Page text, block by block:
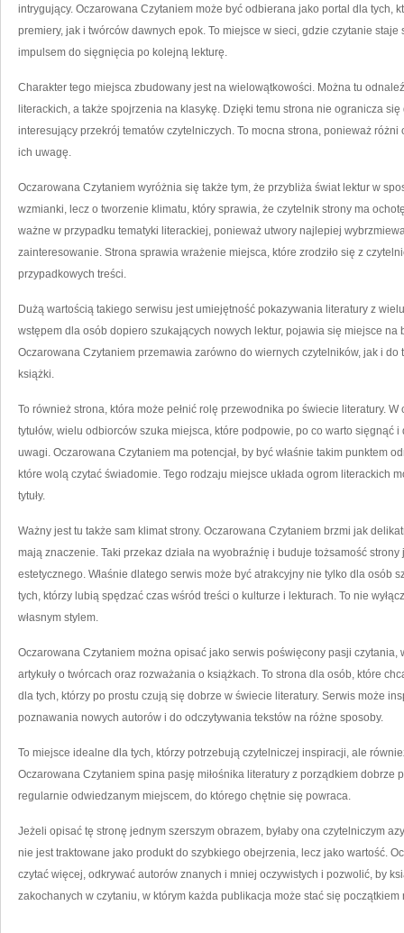
intrygujący. Oczarowana Czytaniem może być odbierana jako portal dla tych,
premiery, jak i twórców dawnych epok. To miejsce w sieci, gdzie czytanie
impulsem do sięgnięcia po kolejną lekturę.
Charakter tego miejsca zbudowany jest na wielowątkowości. Można tu
literackich, a także spojrzenia na klasykę. Dzięki temu strona nie ogranicza
interesujący przekrój tematów czytelniczych. To mocna strona, ponieważ
ich uwagę.
Oczarowana Czytaniem wyróżnia się także tym, że przybliża świat lektur w
wzmianki, lecz o tworzenie klimatu, który sprawia, że czytelnik strony ma
ważne w przypadku tematyki literackiej, ponieważ utwory najlepiej
zainteresowanie. Strona sprawia wrażenie miejsca, które zrodziło się z
przypadkowych treści.
Dużą wartością takiego serwisu jest umiejętność pokazywania literatury z
wstępem dla osób dopiero szukających nowych lektur, pojawia się miejsce na
Oczarowana Czytaniem przemawia zarówno do wiernych czytelników, jak i
książki.
To również strona, która może pełnić rolę przewodnika po świecie literatury.
tytułów, wielu odbiorców szuka miejsca, które podpowie, po co warto sięgnąć
uwagi. Oczarowana Czytaniem ma potencjał, by być właśnie takim punktem
które wolą czytać świadomie. Tego rodzaju miejsce układa ogrom literackich
tytuły.
Ważny jest tu także sam klimat strony. Oczarowana Czytaniem brzmi jak
mają znaczenie. Taki przekaz działa na wyobraźnię i buduje tożsamość
estetycznego. Właśnie dlatego serwis może być atrakcyjny nie tylko dla osób
tych, którzy lubią spędzać czas wśród treści o kulturze i lekturach. To nie
własnym stylem.
Oczarowana Czytaniem można opisać jako serwis poświęcony pasji czytania,
artykuły o twórcach oraz rozważania o książkach. To strona dla osób, które
dla tych, którzy po prostu czują się dobrze w świecie literatury. Serwis może
poznawania nowych autorów i do odczytywania tekstów na różne sposoby.
To miejsce idealne dla tych, którzy potrzebują czytelniczej inspiracji, ale
Oczarowana Czytaniem spina pasję miłośnika literatury z porządkiem dobrze
regularnie odwiedzanym miejscem, do którego chętnie się powraca.
Jeżeli opisać tę stronę jednym szerszym obrazem, byłaby ona czytelniczym
nie jest traktowane jako produkt do szybkiego obejrzenia, lecz jako wartość.
czytać więcej, odkrywać autorów znanych i mniej oczywistych i pozwolić, by
zakochanych w czytaniu, w którym każda publikacja może stać się początkiem